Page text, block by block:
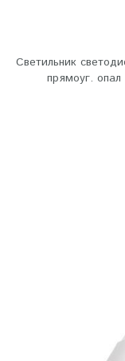
Светильник
прямоуг.